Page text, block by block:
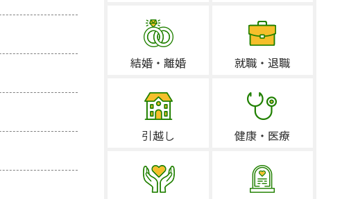
結婚・離婚 就職・退職
引越し 健康・医療